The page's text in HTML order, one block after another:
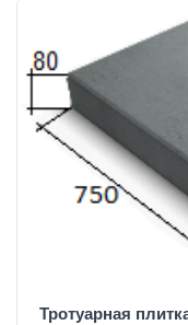
Тротуарная